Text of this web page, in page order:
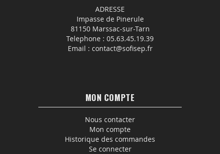
ADRESSE
Impasse de Pinerule
81150 Marssac-sur-Tarn
Telephone : 05.63.45.19.39
Email : contact@sofisep.fr
MON COMPTE
Nous contacter
Mon compte
Historique des commandes
Se connecter